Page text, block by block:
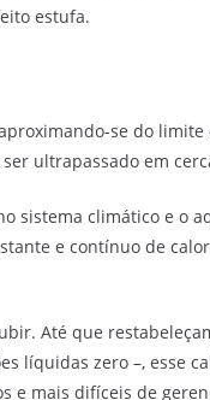
estufa.
se do limite
ultrapassado em
sistema climático e o
e contínuo de
Até que
líquidas zero –, esse
e mais difíceis de